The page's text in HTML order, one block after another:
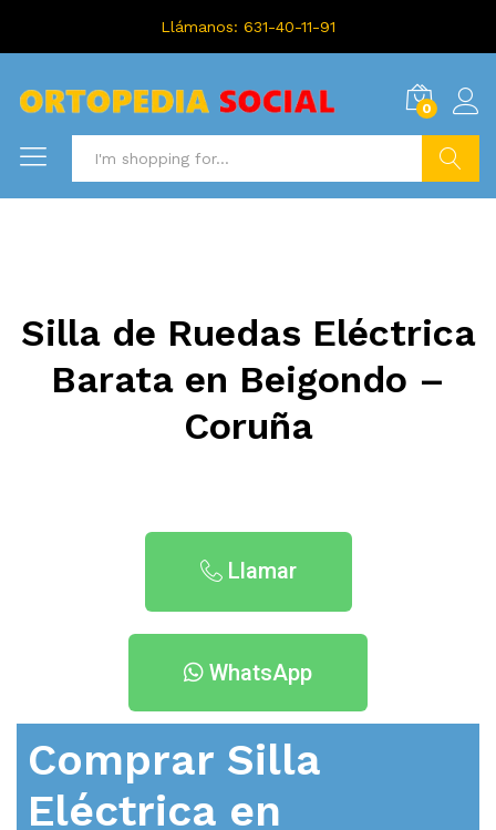
Llámanos: 631-40-11-91
0
Silla de Ruedas Eléctrica
Barata en Beigondo –
Coruña
Llamar
WhatsApp
Comprar Silla
Eléctrica en